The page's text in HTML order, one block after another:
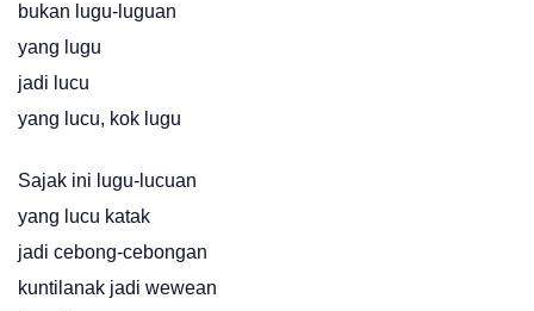
bukan lugu-luguan
yang lugu
jadi lucu
yang lucu, kok lugu
Sajak ini lugu-lucuan
yang lucu katak
jadi cebong-cebongan
kuntilanak jadi wewean